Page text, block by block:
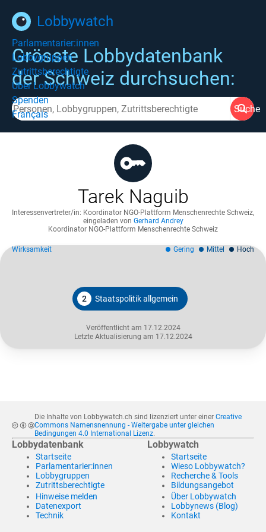
Lobbywatch
Parlamentarier:innen
Lobbygruppen
Zutrittsberechtigte
Über Lobbywatch
Spenden
Français
Grösste Lobbydatenbank
der Schweiz durchsuchen:
Suche
Tarek Naguib
Interessenvertreter/in: Koordinator NGO-Plattform Menschenrechte Schweiz,
eingeladen von Gerhard Andrey
Koordinator NGO-Plattform Menschenrechte Schweiz
2 Staatspolitik allgemein
Veröffentlicht am 17.12.2024
Letzte Aktualisierung am 17.12.2024
Wirksamkeit Gering Mittel Hoch
Die Inhalte von Lobbywatch.ch sind lizenziert unter einer Creative
Commons Namensnennung - Weitergabe unter gleichen
Bedingungen 4.0 International Lizenz.
Lobbydatenbank
Startseite
Parlamentarier:innen
Lobbygruppen
Zutrittsberechtigte
Hinweise melden
Datenexport
Technik
Lobbywatch
Startseite
Wieso Lobbywatch?
Recherche & Tools
Bildungsangebot
Über Lobbywatch
Lobbynews (Blog)
Kontakt